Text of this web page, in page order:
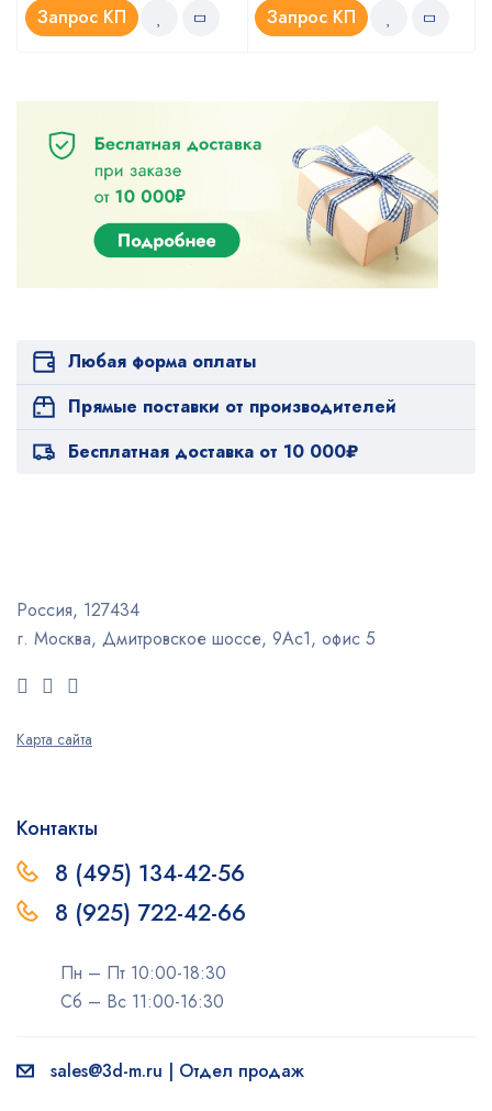
Запрос КП Запрос КП
Любая форма оплаты
Прямые поставки от производителей
Бесплатная доставка от 10 000₽
Россия, 127434
г. Москва, Дмитровское шоссе, 9Ас1, офис 5
Карта сайта
Контакты
8 (495) 134-42-56
8 (925) 722-42-66
Пн – Пт 10:00-18:30
Сб – Вс 11:00-16:30
sales@3d-m.ru | Отдел продаж